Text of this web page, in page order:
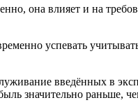
она влияет и на
успевать
введённых в
значительно раньше,